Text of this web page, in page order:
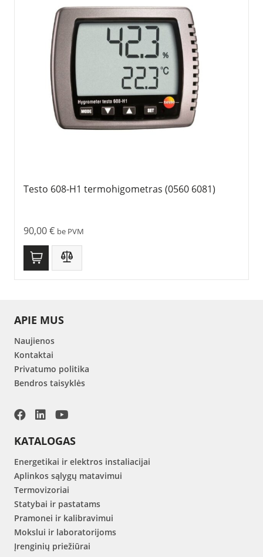
Testo 608-H1 termohigometras (0560 6081)
90,00€ be PVM
APIE MUS
Naujienos
Kontaktai
Privatumo politika
Bendros taisyklės
KATALOGAS
Energetikai ir elektros instaliacijai
Aplinkos sąlygų matavimui
Termovizoriai
Statybai ir pastatams
Pramonei ir kalibravimui
Mokslui ir laboratorijoms
Įrenginių priežiūrai